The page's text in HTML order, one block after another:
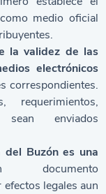
como medio oficial
la validez de las
electrónicos
correspondientes.
sean enviados
del Buzón es una
legales aun